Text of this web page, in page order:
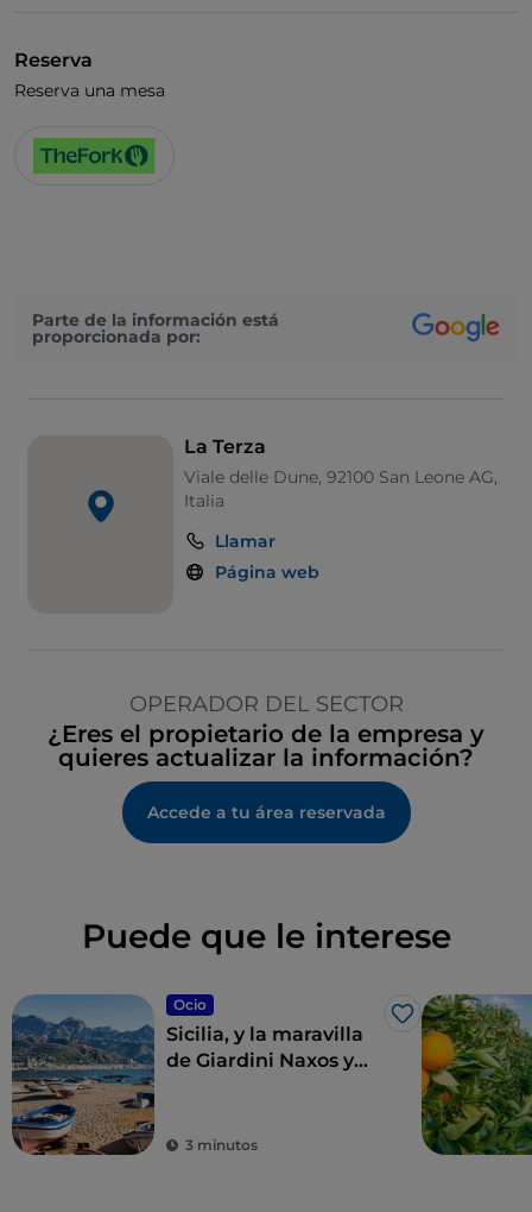
Reserva
Reserva una mesa
Parte de la información está
proporcionada por:
La Terza
Viale delle Dune, 92100 San Leone AG,
Italia
Llamar
Página web
OPERADOR DEL SECTOR
¿Eres el propietario de la empresa y
quieres actualizar la información?
Accede a tu área reservada
Puede que le interese
Ocio
Me gusta
Sicilia, y la maravilla
de Giardini Naxos y
3 minutos